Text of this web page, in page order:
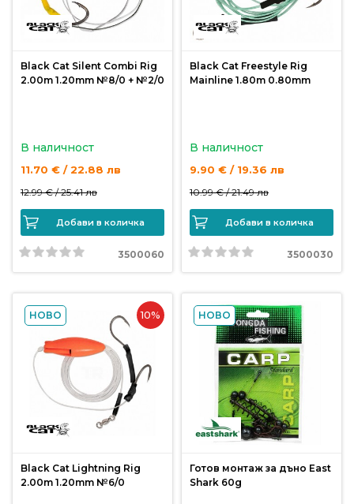
продукти
Захранки
и
Макари
Въдици
Аксесоари
Влакна
риболов
за
Black Cat Silent Combi Rig
2.00m 1.20mm №8/0 + №2/0
В наличност
11.70 € / 22.88 лв
12.99 € /25.41 лв
Добави в количка
3500060
Black Cat Freestyle Rig
Mainline 1.80m 0.80mm
В наличност
9.90 € / 19.36 лв
10.99 € /21.49 лв
Добави в количка
3500030
НОВО 10%
Black Cat Lightning Rig
2.00m 1.20mm №6/0
НОВО
Готов монтаж за дъно East
Shark 60g